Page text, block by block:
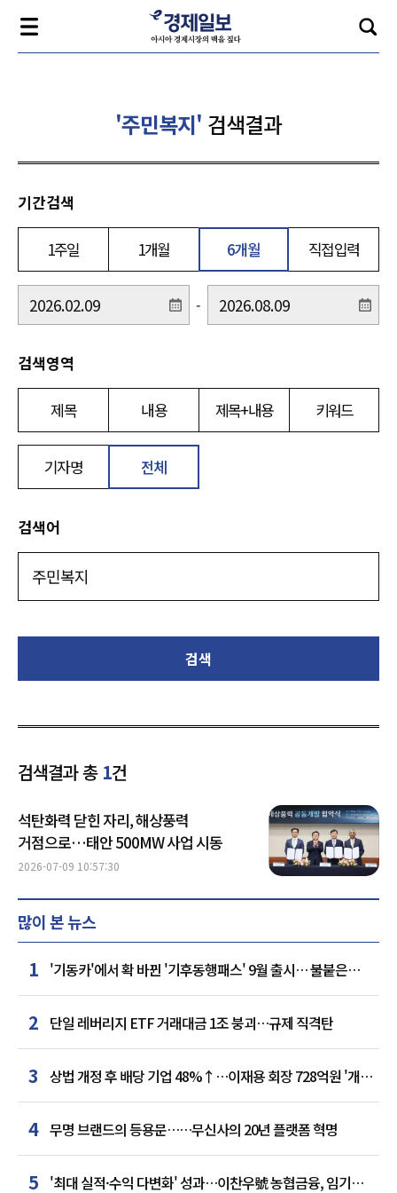
'주민복지' 검색결과
기간검색
1주일 1개월 6개월 직접입력
-
검색영역
제목 내용 제목+내용 키워드
기자명 전체
검색어
검색
검색결과 총 1건
석탄화력 닫힌 자리, 해상풍력
거점으로…태안 500MW 사업 시동
2026-07-09 10:57:30
많이 본 뉴스
1 '기동카'에서 확 바뀐 '기후동행패스' 9월 출시… 불붙은
카드사 경쟁
2 단일 레버리지 ETF 거래대금 1조 붕괴…규제 직격탄
3
상법 개정 후 배당 기업 48%↑…이재용 회장 728억원 '개인
최다'
4 무명 브랜드의 등용문……무신사의 20년 플랫폼 혁명
5 '최대 실적·수익 다변화' 성과…이찬우號 농협금융, 임기